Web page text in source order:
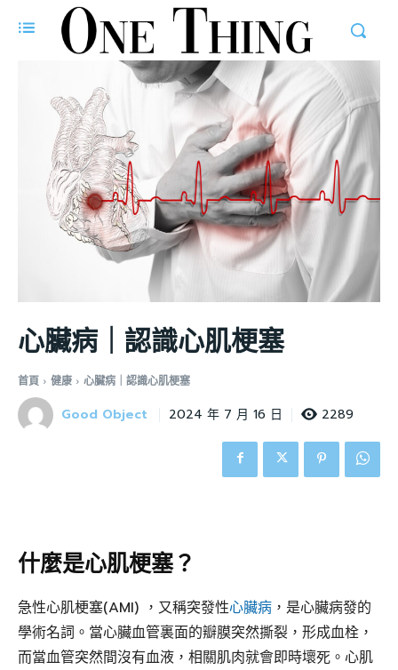
心臟病｜認識心肌梗塞
首頁 健康 心臟病｜認識心肌梗塞
Good Object 2024 年 7 月 16 日 2289
什麼是心肌梗塞？
急性心肌梗塞(AMI) ，又稱突發性心臟病 ，是心臟病發的
學術名詞。當心臟血管裏面的瓣膜突然撕裂，形成血栓，
而當血管突然間沒有血液，相關肌肉就會即時壞死。心肌